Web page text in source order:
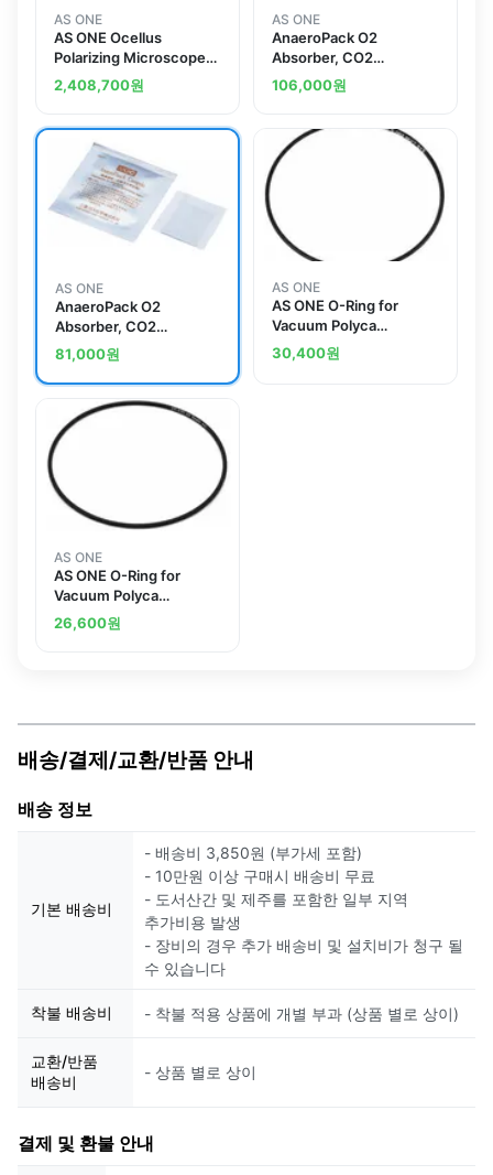
AS ONE
AS ONE Ocellus
Polarizing Microscope
PL-8510
2,408,700원
AS ONE
AnaeroPack O2
Absorber, CO2
Generatorand others
106,000원
AS ONE
AnaeroPack O2
Absorber, CO2
Generator Packand
others
81,000원
AS ONE
AS ONE O-Ring for
Vacuum Polyca
Desiccator G30
30,400원
AS ONE
AS ONE O-Ring for
Vacuum Polyca
Desiccator G24
26,600원
배송/결제/교환/반품 안내
배송 정보
기본 배송비
- 배송비 3,850원 (부가세 포함)
- 10만원 이상 구매시 배송비 무료
- 도서산간 및 제주를 포함한 일부 지역
추가비용 발생
- 장비의 경우 추가 배송비 및 설치비가 청구 될
수 있습니다
착불 배송비 - 착불 적용 상품에 개별 부과 (상품 별로 상이)
교환/반품
배송비
- 상품 별로 상이
결제 및 환불 안내